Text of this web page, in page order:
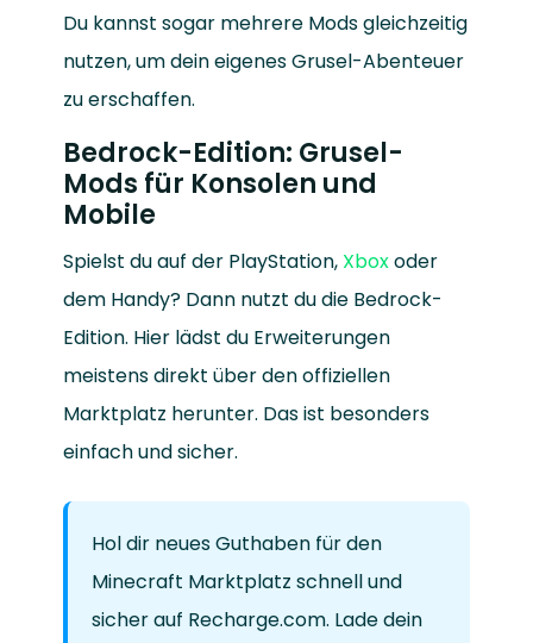
Du kannst sogar mehrere Mods gleichzeitig
nutzen, um dein eigenes Grusel-Abenteuer
zu erschaffen.
Bedrock-Edition: Grusel-
Mods für Konsolen und
Mobile
Spielst du auf der PlayStation, Xboxoder
dem Handy? Dann nutzt du die Bedrock-
Edition. Hier lädst du Erweiterungen
meistens direkt über den offiziellen
Marktplatz herunter. Das ist besonders
einfach und sicher.
Hol dir neues Guthaben für den
Minecraft Marktplatz schnell und
sicher auf Recharge.com. Lade dein